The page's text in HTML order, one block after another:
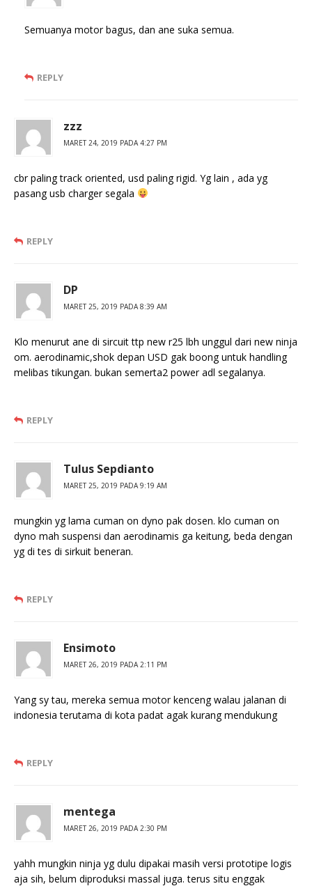
Semuanya motor bagus, dan ane suka semua.
REPLY
zzz
MARET 24, 2019 PADA 4:27 PM
cbr paling track oriented, usd paling rigid. Yg lain , ada yg
pasang usb charger segala
REPLY
DP
MARET 25, 2019 PADA 8:39 AM
Klo menurut ane di sircuit ttp new r25 lbh unggul dari new ninja
om. aerodinamic,shok depan USD gak boong untuk handling
melibas tikungan. bukan semerta2 power adl segalanya.
REPLY
Tulus Sepdianto
MARET 25, 2019 PADA 9:19 AM
mungkin yg lama cuman on dyno pak dosen. klo cuman on
dyno mah suspensi dan aerodinamis ga keitung, beda dengan
yg di tes di sirkuit beneran.
REPLY
Ensimoto
MARET 26, 2019 PADA 2:11 PM
Yang sy tau, mereka semua motor kenceng walau jalanan di
indonesia terutama di kota padat agak kurang mendukung
REPLY
mentega
MARET 26, 2019 PADA 2:30 PM
yahh mungkin ninja yg dulu dipakai masih versi prototipe logis
aja sih, belum diproduksi massal juga. terus situ enggak